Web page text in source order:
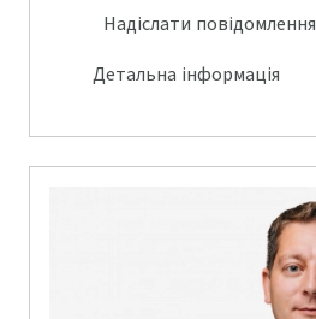
Надіслати повідомлення
Детальна інформація